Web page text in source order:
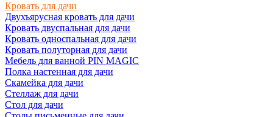
Кровать для дачи
Двухъярусная кровать для дачи
Кровать двуспальная для дачи
Кровать односпальная для дачи
Кровать полуторная для дачи
Мебель для ванной PIN MAGIC
Полка настенная для дачи
Скамейка для дачи
Стеллаж для дачи
Стол для дачи